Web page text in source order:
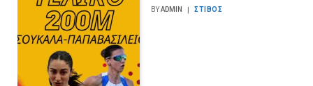
BYADMIN ΣΤΊΒΟΣ